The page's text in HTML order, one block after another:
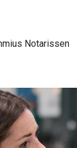
Notarissen